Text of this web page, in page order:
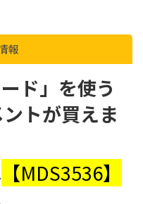
報
ド」を使う
トが買えま
【MDS3536】